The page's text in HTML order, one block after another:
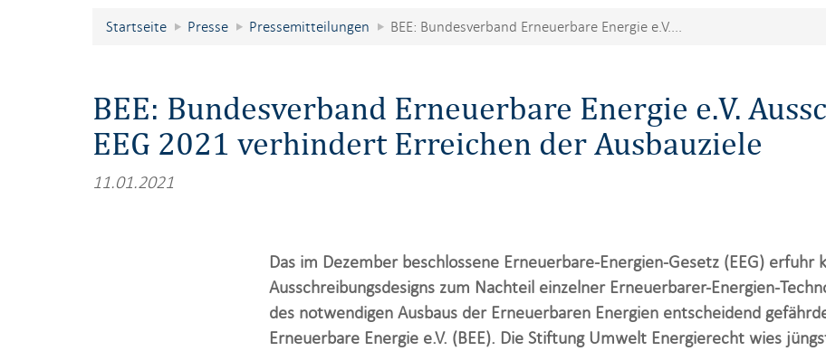
Startseite Presse Pressemitteilungen BEE: Bundesverband Erneuerbare Energie e.V....
BEE: Bundesverband Erneuerbare Energie e.V.
EEG 2021 verhindert Erreichen der Ausbauziele
11.01.2021
Das im Dezember beschlossene Erneuerbare-Energien-Gesetz (EEG)
Ausschreibungsdesigns zum Nachteil einzelner Erneuerbarer-Energien-
des notwendigen Ausbaus der Erneuerbaren Energien entscheidend
Erneuerbare Energie e.V. (BEE). Die Stiftung Umwelt Energierecht wies